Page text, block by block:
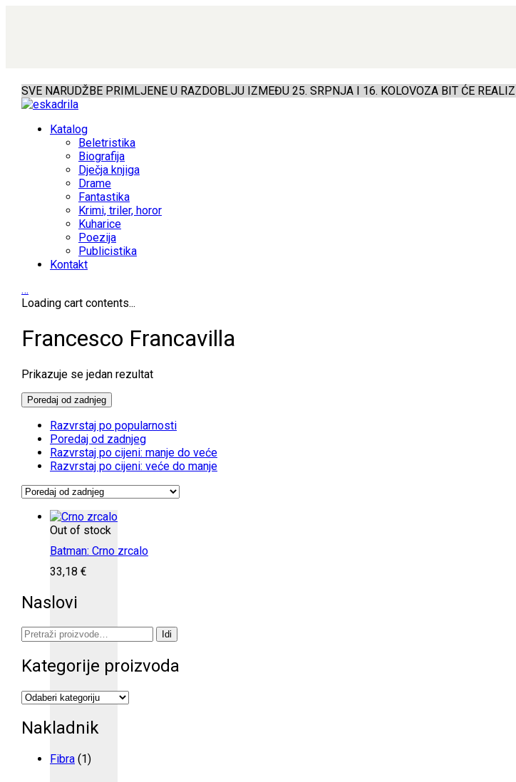
SVE NARUDŽBE PRIMLJENE U RAZDOBLJU IZMEĐU 25. SRPNJA I 16. KOLOVOZA BIT ĆE
Katalog
Beletristika
Biografija
Dječja knjiga
Drame
Fantastika
Krimi, triler, horor
Kuharice
Poezija
Publicistika
Kontakt
…
Loading cart contents...
Francesco Francavilla
Prikazuje se jedan rezultat
Poredaj od zadnjeg
Razvrstaj po popularnosti
Poredaj od zadnjeg
Razvrstaj po cijeni: manje do veće
Razvrstaj po cijeni: veće do manje
Out of stock
Batman: Crno zrcalo
33,18 €
Naslovi
Pretraži: Idi
Kategorije proizvoda
Nakladnik
Fibra (1)